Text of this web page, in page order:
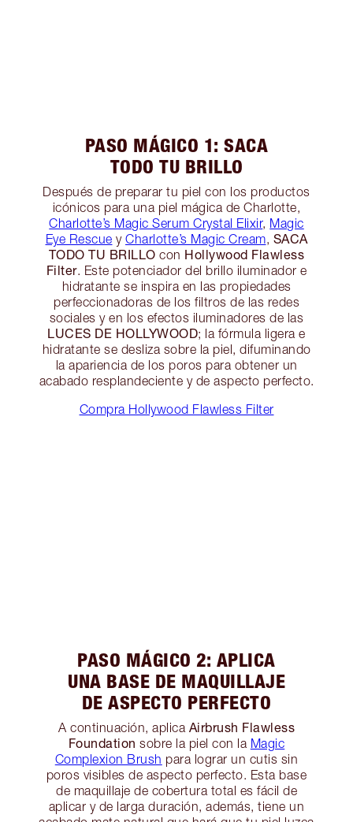
PASO MÁGICO 1: SACA
TODO TU BRILLO
Después de preparar tu piel con los productos
icónicos para una piel mágica de Charlotte,
Charlotte’s Magic Serum Crystal Elixir, Magic
Eye Rescue y Charlotte’s Magic Cream, SACA
TODO TU BRILLO con Hollywood Flawless
Filter. Este potenciador del brillo iluminador e
hidratante se inspira en las propiedades
perfeccionadoras de los filtros de las redes
sociales y en los efectos iluminadores de las
LUCES DE HOLLYWOOD; la fórmula ligera e
hidratante se desliza sobre la piel, difuminando
la apariencia de los poros para obtener un
acabado resplandeciente y de aspecto perfecto.
Compra Hollywood Flawless Filter
PASO MÁGICO 2: APLICA
UNA BASE DE MAQUILLAJE
DE ASPECTO PERFECTO
A continuación, aplica Airbrush Flawless
Foundation sobre la piel con la Magic
Complexion Brush para lograr un cutis sin
poros visibles de aspecto perfecto. Esta base
de maquillaje de cobertura total es fácil de
aplicar y de larga duración, además, tiene un